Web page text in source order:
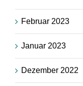
Februar 2023
Januar 2023
Dezember 2022